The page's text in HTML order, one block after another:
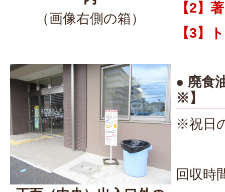
（画像右側の箱）
【2】
【3】
● 廃食
※】
※祝日
回収時